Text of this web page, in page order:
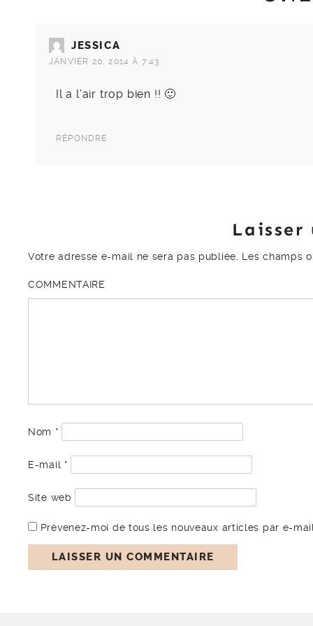
JESSICA
JANVIER 20, 2014 À 7:43
Il a l’air trop bien !! 🙂
RÉPONDRE
Laisser
Votre adresse e-mail ne sera pas publiée. Les champs
COMMENTAIRE
Nom *
E-mail *
Site web
Prévenez-moi de tous les nouveaux articles par e-